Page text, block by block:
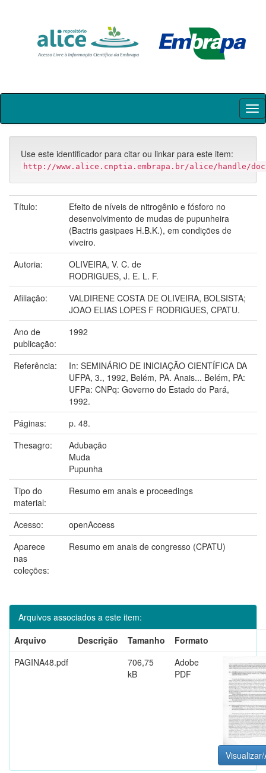
Skip
Use este identificador para citar ou linkar para este item:
http://www.alice.cnptia.embrapa.br/alice/handle/doc/
Título:
Efeito de níveis de nitrogênio e fósforo no
desenvolvimento de mudas de pupunheira
(Bactris gasipaes H.B.K.), em condições de
viveiro.
Autoria:
OLIVEIRA, V. C. de
RODRIGUES, J. E. L. F.
Afiliação:
VALDIRENE COSTA DE OLIVEIRA, BOLSISTA;
JOAO ELIAS LOPES F RODRIGUES, CPATU.
Ano de
publicação:
1992
Referência:
In: SEMINÁRIO DE INICIAÇÃO CIENTÍFICA DA
UFPA, 3., 1992, Belém, PA. Anais... Belém, PA:
UFPa: CNPq: Governo do Estado do Pará,
1992.
Páginas:
p. 48.
Thesagro:
Adubação
Muda
Pupunha
Tipo do
material:
Resumo em anais e proceedings
Acesso:
openAccess
Aparece
nas
coleções:
Resumo em anais de congresso (CPATU)
Arquivos associados a este item:
Arquivo
Descrição Tamanho
Formato
PAGINA48.pdf
706,75
kB
Adobe
PDF